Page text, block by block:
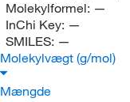
Molekylformel: —
InChi Key: —
SMILES: —
Molekylvægt (g/mol)
Mængde